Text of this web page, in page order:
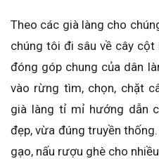
Theo các già làng cho
chúng tôi đi sâu về cây cột
đóng góp chung của dân
vào rừng tìm, chọn, chặt
già làng tỉ mỉ hướng dẫn
đẹp, vừa đúng truyền
gạo, nấu rượu ghè cho